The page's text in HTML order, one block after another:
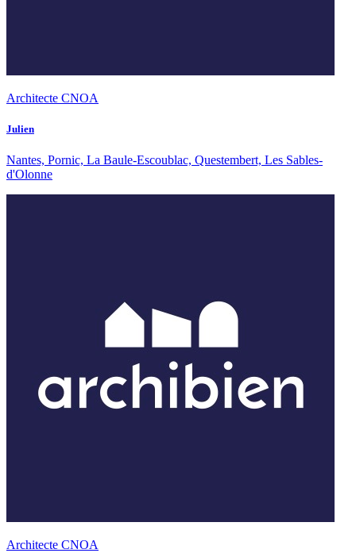
Architecte CNOA
Julien
Nantes, Pornic, La Baule-Escoublac, Questembert, Les Sables-
d'Olonne
Architecte CNOA